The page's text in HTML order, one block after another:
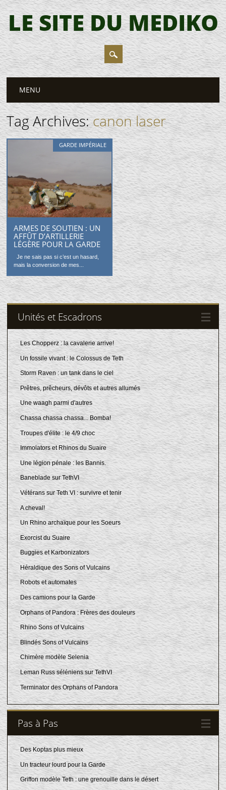
LE SITE DU MEDIKO
Main menu
to
content
MENU
Tag Archives:canon laser
GARDE IMPÉRIALE
ARMES DE SOUTIEN : UN
AFFÛT D’ARTILLERIE
LÉGÈRE POUR LA GARDE
Je ne sais pas si c’est un hasard,
mais la conversion de mes...
Unités et Escadrons
Les Chopperz : la cavalerie arrive!
Un fossile vivant : le Colossus de Teth
Storm Raven : un tank dans le ciel
Prêtres, prêcheurs, dévôts et autres allumés
Une waagh parmi d'autres
Chassa chassa chassa... Bomba!
Troupes d'élite : le 4/9 choc
Immolators et Rhinos du Suaire
Une légion pénale : les Bannis.
Baneblade sur TethVI
Vétérans sur Teth VI : survivre et tenir
A cheval!
Un Rhino archaïque pour les Soeurs
Exorcist du Suaire
Buggies et Karbonizators
Héraldique des Sons of Vulcains
Robots et automates
Des camions pour la Garde
Orphans of Pandora : Frères des douleurs
Rhino Sons of Vulcains
Blindés Sons of Vulcains
Chimère modèle Selenia
Leman Russ séléniens sur TethVI
Terminator des Orphans of Pandora
Pas à Pas
Des Koptas plus mieux
Un tracteur lourd pour la Garde
Griffon modèle Teth : une grenouille dans le désert